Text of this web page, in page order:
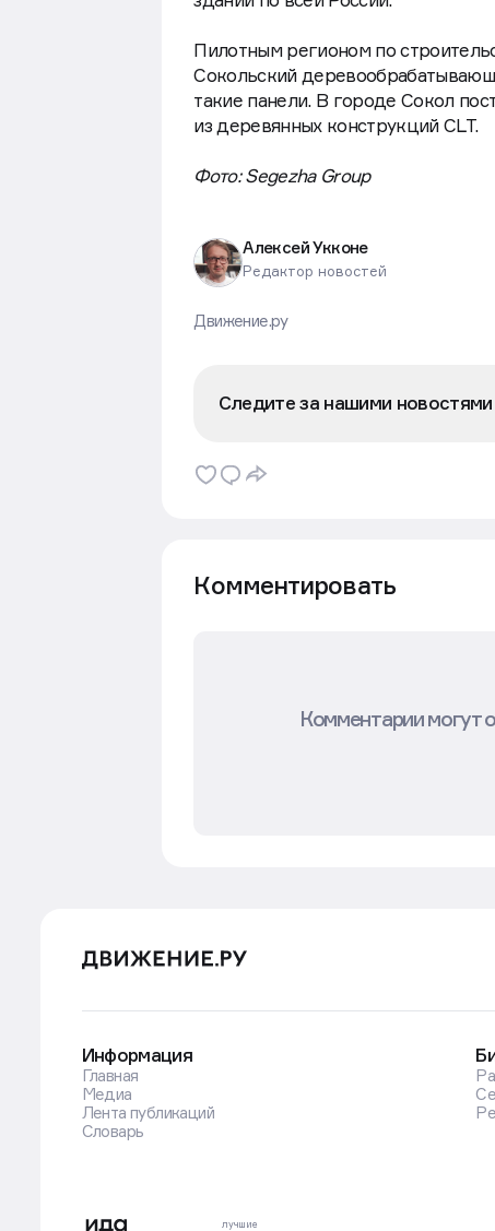
Пилотным регионом по
Сокольский
такие панели. В городе Сокол
из деревянных конструкций CLT.
Фото: Segezha Group
Алексей Укконе
Редактор новостей
Движение.ру
Следите за нашими
Комментировать
Комментарии могут